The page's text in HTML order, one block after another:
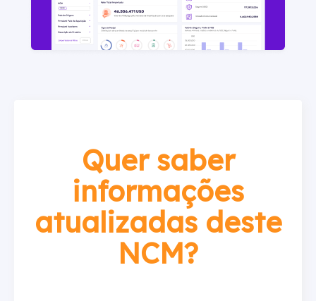
Quer saber
informações
atualizadas deste
NCM?